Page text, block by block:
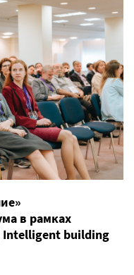
в рамках
Intelligent building